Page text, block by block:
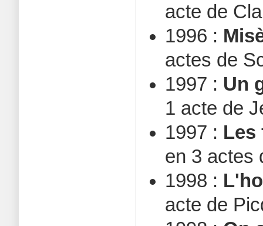
acte de
1996 :
actes de
1997 : Un
1 acte de
1997 : Les
en 3 actes
1998 :
acte de